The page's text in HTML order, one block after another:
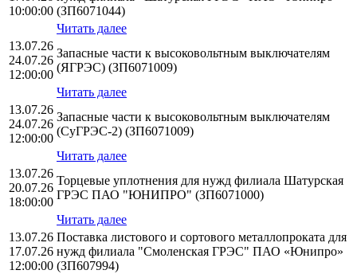
10:00:00 (ЗП6071044)
Читать далее
13.07.26
24.07.26
12:00:00
Запасные части к высоковольтным выключателям
(ЯГРЭС) (ЗП6071009)
Читать далее
13.07.26
24.07.26
12:00:00
Запасные части к высоковольтным выключателям
(СуГРЭС-2) (ЗП6071009)
Читать далее
13.07.26
20.07.26
18:00:00
Торцевые уплотнения для нужд филиала Шатурская
ГРЭС ПАО "ЮНИПРО" (ЗП6071000)
Читать далее
13.07.26
17.07.26
12:00:00
Поставка листового и сортового металлопроката для
нужд филиала "Смоленская ГРЭС" ПАО «Юнипро»
(ЗП607994)